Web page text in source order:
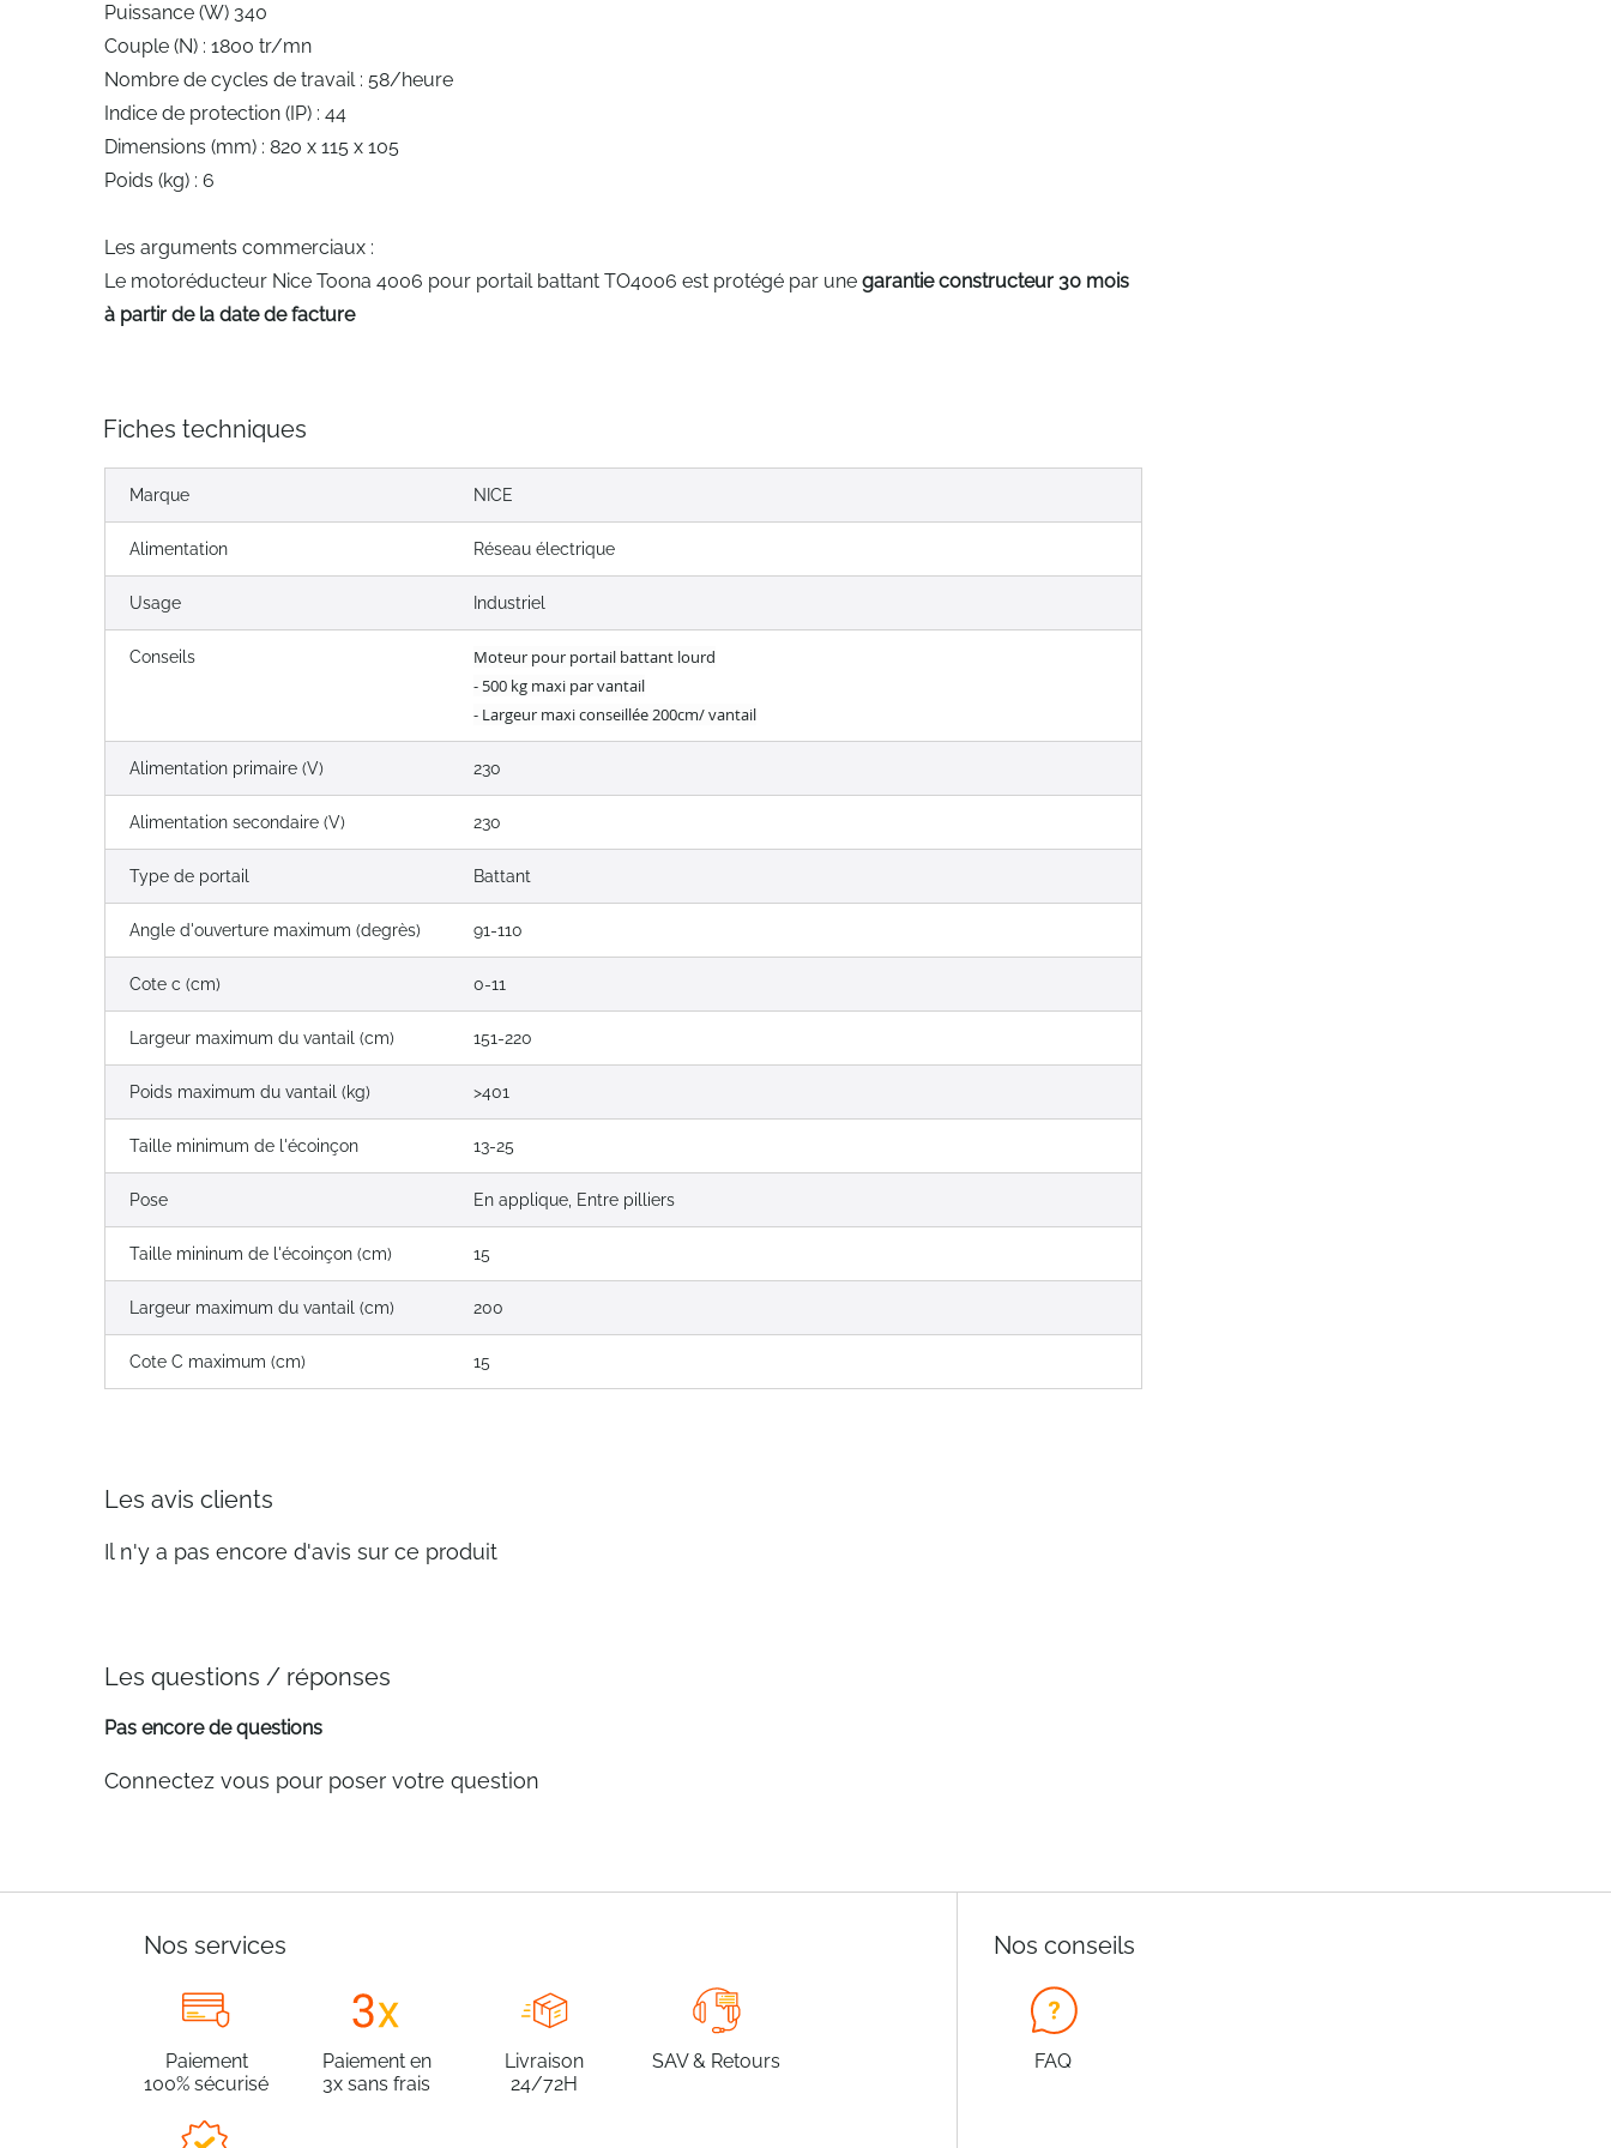
Puissance (W) 340
Couple (N) : 1800 tr/mn
Nombre de cycles de travail : 58/heure
Indice de protection (IP) : 44
Dimensions (mm) : 820 x 115 x 105
Poids (kg) : 6
Les arguments commerciaux :
Le motoréducteur Nice Toona 4006 pour portail battant TO4006 est protégé par une garantie constructeur 30 mois
à partir de la date de facture
Fiches techniques
Marque NICE
Alimentation Réseau électrique
Usage Industriel
Conseils
Moteur pour portail battant lourd
- 500 kg maxi par vantail
- Largeur maxi conseillée 200cm/ vantail
Alimentation primaire (V) 230
Alimentation secondaire (V) 230
Type de portail Battant
Angle d'ouverture maximum (degrès) 91-110
Cote c (cm) 0-11
Largeur maximum du vantail (cm) 151-220
Poids maximum du vantail (kg) >401
Taille minimum de l'écoinçon 13-25
Pose En applique, Entre pilliers
Taille mininum de l'écoinçon (cm) 15
Largeur maximum du vantail (cm) 200
Cote C maximum (cm) 15
Les avis clients
Il n'y a pas encore d'avis sur ce produit
Les questions / réponses
Pas encore de questions
Connectez vous pour poser votre question
Nos services
Paiement
100% sécurisé
Paiement en
3x sans frais
Livraison
24/72H
SAV & Retours
Nos conseils
FAQ